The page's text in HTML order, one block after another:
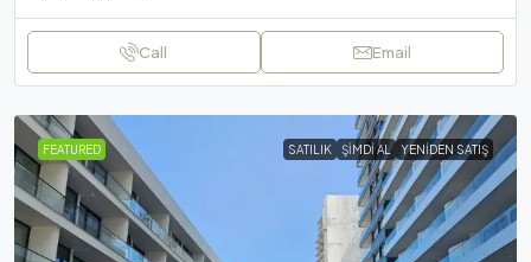
Call Email
FEATURED SATILIK ŞIMDI AL YENIDEN SATIŞ